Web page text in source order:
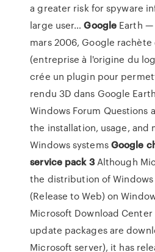
a greater risk for spyware
large user…Google Earth
mars 2006, Google rachète
(entreprise à l'origine du
crée un plugin pour
rendu 3D dans Google
Windows Forum Questions
the installation, usage, and
Windows systemsGoogle
service pack 3Although
the distribution of Windows
(Release to Web) on
Microsoft Download
update packages are
Microsoft server), it has